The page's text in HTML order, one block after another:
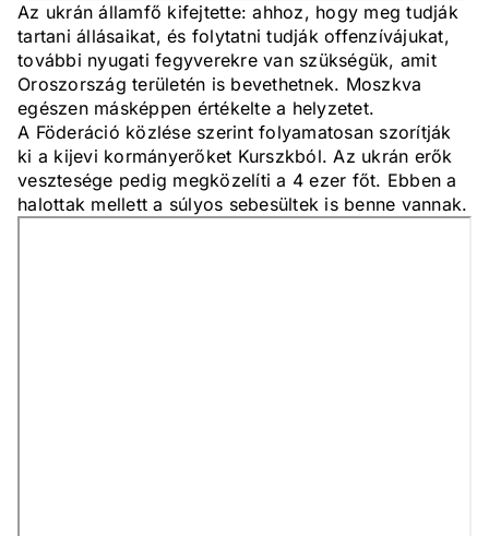
Az ukrán államfő kifejtette: ahhoz, hogy meg tudják
tartani állásaikat, és folytatni tudják offenzívájukat,
további nyugati fegyverekre van szükségük, amit
Oroszország területén is bevethetnek. Moszkva
egészen másképpen értékelte a helyzetet.
A Föderáció közlése szerint folyamatosan szorítják
ki a kijevi kormányerőket Kurszkból. Az ukrán erők
vesztesége pedig megközelíti a 4 ezer főt. Ebben a
halottak mellett a súlyos sebesültek is benne vannak.